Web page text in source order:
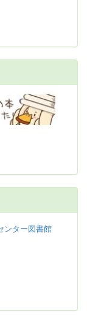
ンター図書館